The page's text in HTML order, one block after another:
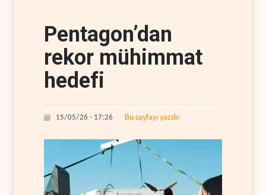
Pentagon’dan
rekor mühimmat
hedefi
15/05/26 - 17:26 Bu sayfayı yazdır